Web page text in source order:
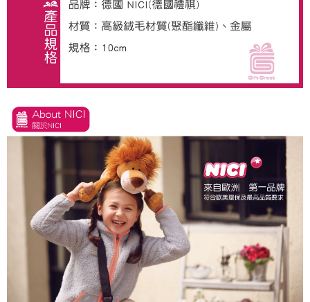
を延長できますが、商品を期限内に受け取れない場合があります（例：予
約商品や商品到着日が比較的遅い商品）。そのため、商品到着の有無に関
わらず、AFTEEで指定された期限内にお支払いください。
二、支払い限度額
1.初回 AFTEEを ご利用の際に、認証結果及び当社の審査の結果に基づ
き、限度額が設定されます。
3.現在、台湾の会員のみご利用いただけます。
三、利用規約「AFTEE代金後払い」（以下当サービスという）はネットプ
ロテクションズ（以下 AFTEE という）が提供し、AFTEEが代金を徴収し
ます。当サービスご利用の際に提供しなければならない個人情報（注文者
の氏名、電話番号、受取人の氏名、電話番号、受取人住所を含むがこれに
限らない）は、AFTEEに渡され当サービスで必要な範囲内で利用されま
す。AFTEEの個人情報の収集、処理、利用について、詳細はAFTEE公式ホ
ームページの『個人情報の収集、処理及び利用に関する声明』をご参照く
ださい（https://aftee.tw/privacypolicy/）。
AFTEEの初回ご利用の際に、審査を通過すれば、最高額がNT$10,000にな
ります。支払い期限を過ぎた場合、その金額に基づいて年利20%の遅延滞
納金が加算されます。未成年の利用者は、事前に法定代理人または後見人
の同意を得ればAFTEEをご利用いただけます。